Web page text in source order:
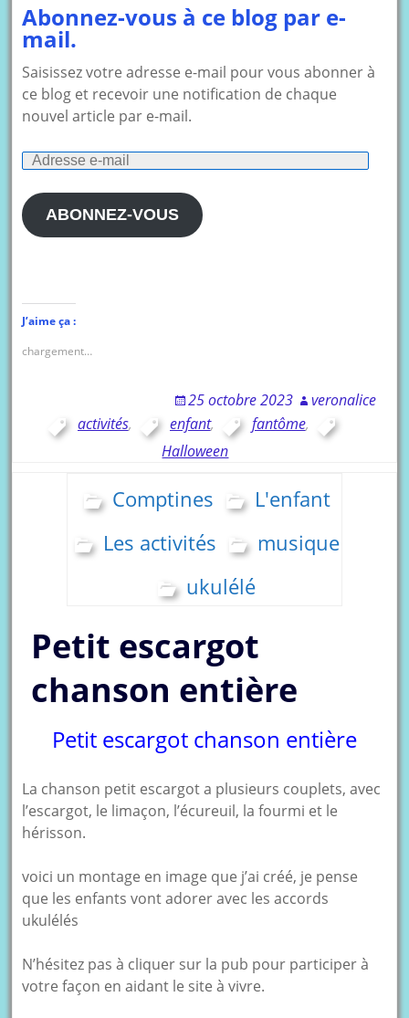
Abonnez-vous à ce blog par e-
mail.
Saisissez votre adresse e-mail pour vous abonner à
ce blog et recevoir une notification de chaque
nouvel article par e-mail.
Adresse
mail
ABONNEZ-VOUS
J’aime ça :
chargement…
25 octobre 2023
veronalice
activités, enfant, fantôme,
Halloween
Comptines
L'enfant
Les activités
musique
ukulélé
Petit escargot
chanson entière
Petit escargot chanson entière
La chanson petit escargot a plusieurs couplets, avec
l’escargot, le limaçon, l’écureuil, la fourmi et le
hérisson.
voici un montage en image que j’ai créé, je pense
que les enfants vont adorer avec les accords
ukulélés
N’hésitez pas à cliquer sur la pub pour participer à
votre façon en aidant le site à vivre.